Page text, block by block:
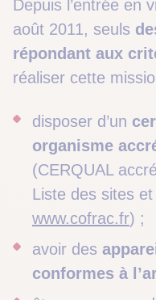
Depuis l’entrée en
août 2011, seuls
répondant aux
réaliser cette
disposer d’un
organisme
(CERQUAL
Liste des sites
www.cofrac.fr) ;
avoir des
conformes à